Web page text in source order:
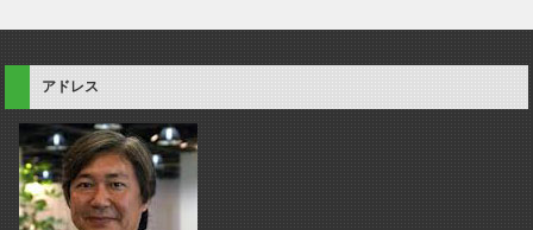
アドレス